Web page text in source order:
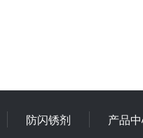
防闪锈剂 产品